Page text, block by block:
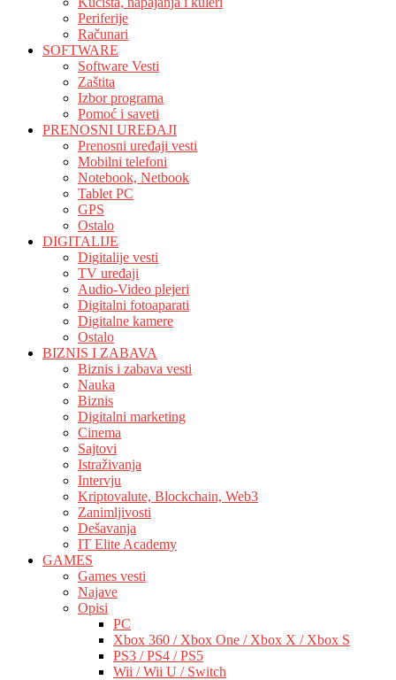
Periferije
Računari
SOFTWARE
Software Vesti
Zaštita
Izbor programa
Pomoć i saveti
PRENOSNI UREĐAJI
Prenosni uređaji vesti
Mobilni telefoni
Notebook, Netbook
Tablet PC
GPS
Ostalo
DIGITALIJE
Digitalije vesti
TV uređaji
Audio-Video plejeri
Digitalni fotoaparati
Digitalne kamere
Ostalo
BIZNIS I ZABAVA
Biznis i zabava vesti
Nauka
Biznis
Digitalni marketing
Cinema
Sajtovi
Istraživanja
Intervju
Kriptovalute, Blockchain, Web3
Zanimljivosti
Dešavanja
IT Elite Academy
GAMES
Games vesti
Najave
Opisi
PC
Xbox 360 / Xbox One / Xbox X / Xbox S
PS3 / PS4 / PS5
Wii / Wii U / Switch